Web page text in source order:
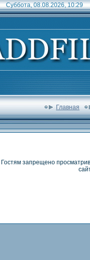
Суббота, 08.08.2026, 10:29
Главная
Гостям запрещено